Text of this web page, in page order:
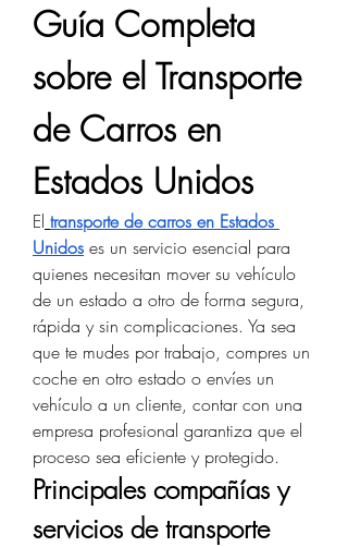
Guía Completa
sobre el Transporte
de Carros en
Estados Unidos
El transporte de carros en Estados
Unidos es un servicio esencial para
quienes necesitan mover su vehículo
de un estado a otro de forma segura,
rápida y sin complicaciones. Ya sea
que te mudes por trabajo, compres un
coche en otro estado o envíes un
vehículo a un cliente, contar con una
empresa profesional garantiza que el
proceso sea eficiente y protegido.
Principales compañías y
servicios de transporte